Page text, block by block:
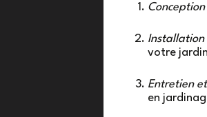
Installation
votre
Entretien
en